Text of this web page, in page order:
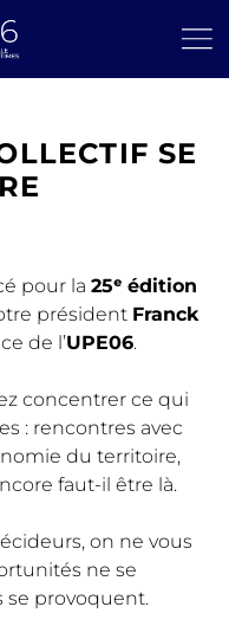
SE
pour la 25ᵉ édition
président Franck
de l’UPE06.
concentrer ce qui
: rencontres avec
du territoire,
faut-il être là.
on ne vous
ne se
se provoquent.